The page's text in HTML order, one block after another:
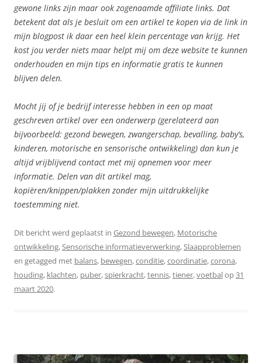
gewone links zijn maar ook zogenaamde affiliate links. Dat
betekent dat als je besluit om een artikel te kopen via de link in
mijn blogpost ik daar een heel klein percentage van krijg. Het
kost jou verder niets maar helpt mij om deze website te kunnen
onderhouden en mijn tips en informatie gratis te kunnen
blijven delen.
Mocht jij of je bedrijf interesse hebben in een op maat
geschreven artikel over een onderwerp (gerelateerd aan
bijvoorbeeld: gezond bewegen, zwangerschap, bevalling, baby’s,
kinderen, motorische en sensorische ontwikkeling) dan kun je
altijd vrijblijvend contact met mij opnemen voor meer
informatie. Delen van dit artikel mag,
kopiëren/knippen/plakken zonder mijn uitdrukkelijke
toestemming niet.
Dit bericht werd geplaatst in Gezond bewegen, Motorische
ontwikkeling,Sensorische informatieverwerking,Slaapproblemen
en getagged met balans, bewegen,conditie,coordinatie,corona,
houding, klachten, puber,spierkracht,tennis,tiener,voetbalop31
maart 2020.